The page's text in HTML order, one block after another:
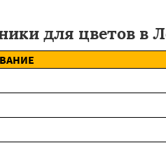
для цветов в